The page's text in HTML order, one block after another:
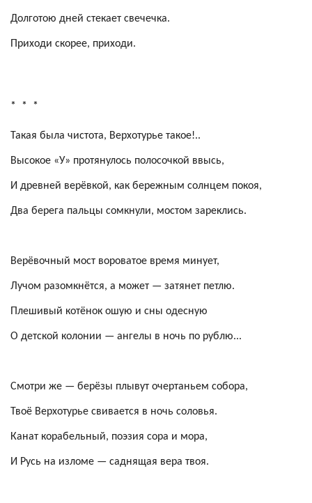
Долготою дней стекает свечечка.
Приходи скорее, приходи.
* * *
Такая была чистота, Верхотурье такое!..
Высокое «У» протянулось полосочкой ввысь,
И древней верёвкой, как бережным солнцем покоя,
Два берега пальцы сомкнули, мостом зареклись.
Верёвочный мост вороватое время минует,
Лучом разомкнётся, а может — затянет петлю.
Плешивый котёнок ошую и сны одесную
О детской колонии — ангелы в ночь по рублю...
Смотри же — берёзы плывут очертаньем собора,
Твоё Верхотурье свивается в ночь соловья.
Канат корабельный, поэзия сора и мора,
И Русь на изломе — саднящая вера твоя.